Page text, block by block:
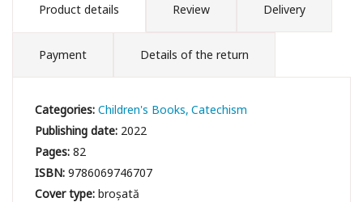
Product details Review Delivery
Payment Details of the return
Categories:Children's Books Catechism
Publishing date: 2022
Pages:82
ISBN:9786069746707
Cover type:broșată